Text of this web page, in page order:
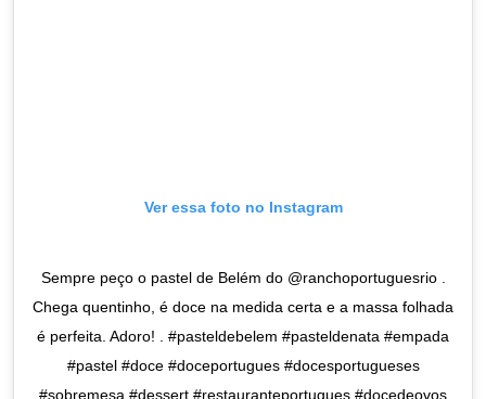
Ver essa foto no Instagram
Sempre peço o pastel de Belém do @ranchoportuguesrio .
Chega quentinho, é doce na medida certa e a massa folhada
é perfeita. Adoro! . #pasteldebelem #pasteldenata #empada
#pastel #doce #doceportugues #docesportugueses
#sobremesa #dessert #restauranteportugues #docedeovos